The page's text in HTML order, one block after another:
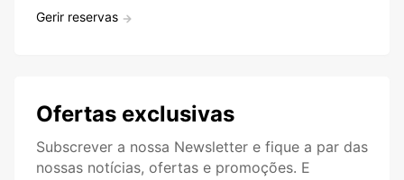
Gerir reservas
Ofertas exclusivas
Subscrever a nossa Newsletter e fique a par das
nossas notícias, ofertas e promoções. E